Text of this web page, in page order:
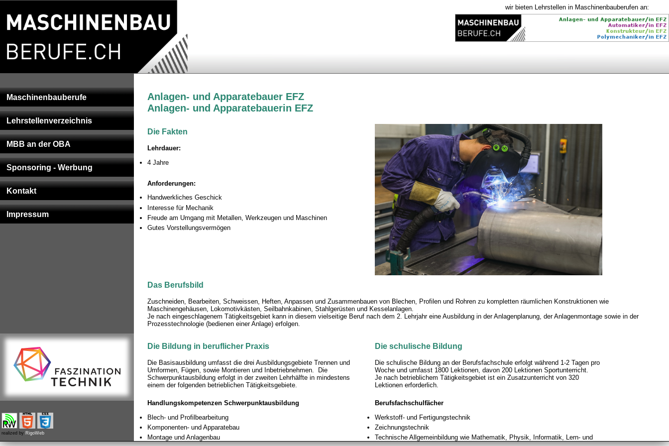
Anlagen- und Apparatebauer EFZ
Anlagen- und Apparatebauerin EFZ
Die Fakten
Lehrdauer:
4 Jahre
Anforderungen:
Handwerkliches Geschick
Interesse für Mechanik
Freude am Umgang mit Metallen, Werkzeugen und Maschinen
Gutes Vorstellungsvermögen
Das Berufsbild
Zuschneiden, Bearbeiten, Schweissen, Heften, Anpassen und Zusammenbauen von Blechen, Profilen und Rohren zu kompletten räumlichen Konstruktionen wie
Maschinengehäusen, Lokomotivkästen, Seilbahnkabinen, Stahlgerüsten und Kesselanlagen.
Je nach eingeschlagenem Tätigkeitsgebiet kann in diesem vielseitige Beruf nach dem 2. Lehrjahr eine Ausbildung in der Anlagenplanung, der Anlagenmontage sowie in der
Prozesstechnologie (bedienen einer Anlage) erfolgen.
Die Bildung in beruflicher Praxis
Die Basisausbildung umfasst die drei Ausbildungsgebiete Trennen und
Umformen, Fügen, sowie Montieren und Inbetriebnehmen. Die
Schwerpunktausbildung erfolgt in der zweiten Lehrhälfte in mindestens
einem der folgenden betrieblichen Tätigkeitsgebiete.
Handlungskompetenzen Schwerpunktausbildung
Blech- und Profilbearbeitung
Komponenten- und Apparatebau
Montage und Anlagenbau
Die schulische Bildung
Die schulische Bildung an der Berufsfachschule erfolgt während 1-2 Tagen pro
Woche und umfasst 1800 Lektionen, davon 200 Lektionen Sportunterricht.
Je nach betrieblichem Tätigkeitsgebiet ist ein Zusatzunterricht von 320
Lektionen erforderlich.
Berufsfachschulfächer
Werkstoff- und Fertigungstechnik
Zeichnungstechnik
Technische Allgemeinbildung wie Mathematik, Physik, Informatik, Lern- und
Maschinenbauberufe
Lehrstellenverzeichnis
MBB an der OBA
Sponsoring - Werbung
Kontakt
Impressum
realized by RigoWeb
wir bieten Lehrstellen in Maschinenbauberufen an: